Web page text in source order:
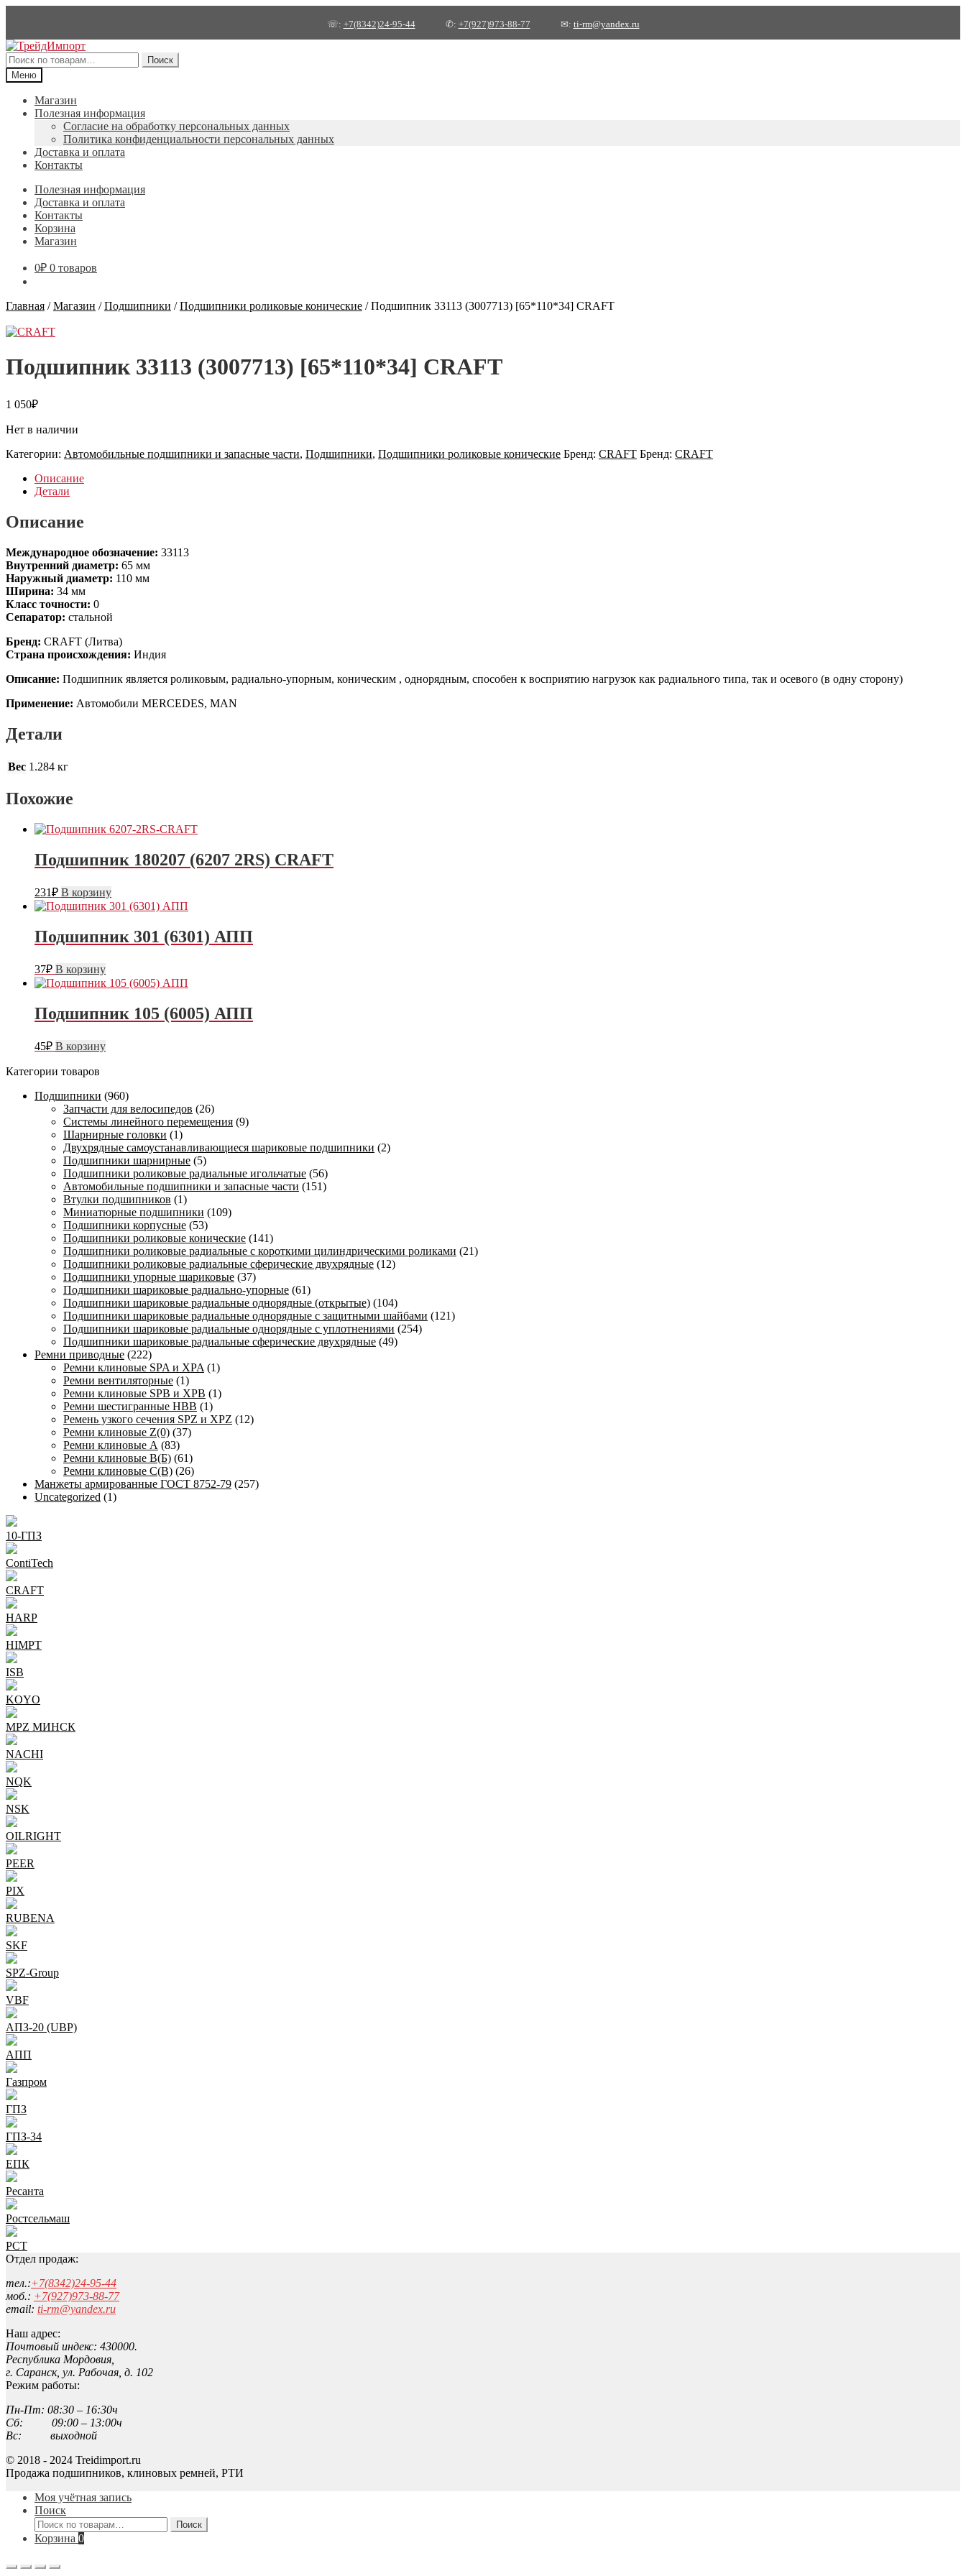
☏: +7(8342)24-95-44✆: +7(927)973-88-77 ✉: ti-rm@yandex.ru
Перейти
к
навигации
Перейти
к
содержимому
Искать:
Поиск
Меню
Магазин
Полезная информация
Согласие на обработку персональных данных
Политика конфиденциальности персональных данных
Доставка и оплата
Контакты
Полезная информация
Доставка и оплата
Контакты
Корзина
Магазин
0₽ 0 товаров
Главная /Магазин /Подшипники /Подшипники роликовые конические /Подшипник 33113 (3007713) [65*110*34] CRAFT
Подшипник 33113 (3007713) [65*110*34] CRAFT
1 050₽
Нет в наличии
Категории: Автомобильные подшипники и запасные части, Подшипники, Подшипники роликовые конические Бренд: CRAFT Бренд: CRAFT
Описание
Детали
Описание
Международное обозначение: 33113
Внутренний диаметр: 65 мм
Наружный диаметр: 110 мм
Ширина: 34 мм
Класс точности: 0
Сепаратор: стальной
Бренд: CRAFT (Литва)
Страна происхождения: Индия
Описание: Подшипник является роликовым, радиально-упорным, коническим , однорядным, способен к восприятию нагрузок как радиального типа, так и осевого (в одну сторону)
Применение: Автомобили MERCEDES, MAN
Детали
Вес 1.284 кг
Похожие
Подшипник 180207 (6207 2RS) CRAFT
231₽ В корзину
Подшипник 301 (6301) АПП
37₽ В корзину
Подшипник 105 (6005) АПП
45₽ В корзину
Категории товаров
Подшипники (960)
Запчасти для велосипедов (26)
Системы линейного перемещения (9)
Шарнирные головки (1)
Двухрядные самоустанавливающиеся шариковые подшипники (2)
Подшипники шарнирные (5)
Подшипники роликовые радиальные игольчатые (56)
Автомобильные подшипники и запасные части (151)
Втулки подшипников (1)
Миниатюрные подшипники (109)
Подшипники корпусные (53)
Подшипники роликовые конические (141)
Подшипники роликовые радиальные с короткими цилиндрическими роликами (21)
Подшипники роликовые радиальные сферические двухрядные (12)
Подшипники упорные шариковые (37)
Подшипники шариковые радиально-упорные (61)
Подшипники шариковые радиальные однорядные (открытые) (104)
Подшипники шариковые радиальные однорядные с защитными шайбами (121)
Подшипники шариковые радиальные однорядные с уплотнениями (254)
Подшипники шариковые радиальные сферические двухрядные (49)
Ремни приводные (222)
Ремни клиновые SPA и XPA (1)
Ремни вентиляторные (1)
Ремни клиновые SPB и XPB (1)
Ремни шестигранные HBB (1)
Ремень узкого сечения SPZ и XPZ (12)
Ремни клиновые Z(0) (37)
Ремни клиновые А (83)
Ремни клиновые В(Б) (61)
Ремни клиновые С(В) (26)
Манжеты армированные ГОСТ 8752-79 (257)
Uncategorized (1)
10-ГПЗ
ContiTech
CRAFT
HARP
HIMPT
ISB
KOYO
MPZ МИНСК
NACHI
NQK
NSK
OILRIGHT
PEER
PIX
RUBENA
SKF
SPZ-Group
VBF
АПЗ-20 (UBP)
АПП
Газпром
ГПЗ
ГПЗ-34
ЕПК
Ресанта
Ростсельмаш
РСТ
Отдел продаж:
тел.:+7(8342)24-95-44
моб.: +7(927)973-88-77
email: ti-rm@yandex.ru
Наш адрес:
Почтовый индекс: 430000.
Республика Мордовия,
г. Саранск, ул. Рабочая, д. 102
Режим работы:
Пн-Пт: 08:30 – 16:30ч
Сб: 09:00 – 13:00ч
Вс: выходной
© 2018 - 2024 Treidimport.ru
Продажа подшипников, клиновых ремней, РТИ
Моя учётная запись
Поиск
Искать:
Поиск
Корзина 0